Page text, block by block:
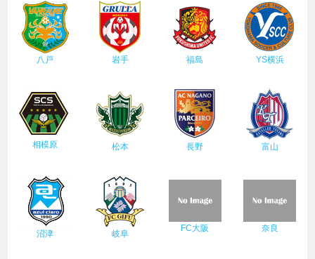
八戸 岩手 福島 YS横浜
相模原 松本 長野 富山
沼津 岐阜
FC大阪 奈良